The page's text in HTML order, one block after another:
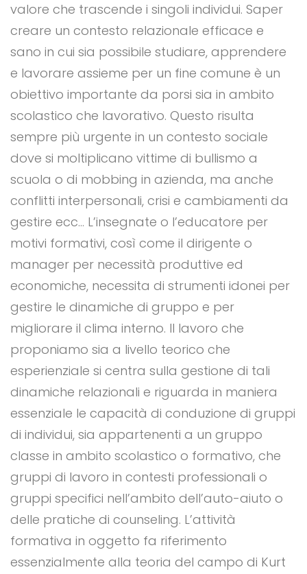
valore che trascende i singoli individui. Saper
creare un contesto relazionale efficace e
sano in cui sia possibile studiare, apprendere
e lavorare assieme per un fine comune è un
obiettivo importante da porsi sia in ambito
scolastico che lavorativo. Questo risulta
sempre più urgente in un contesto sociale
dove si moltiplicano vittime di bullismo a
scuola o di mobbing in azienda, ma anche
conflitti interpersonali, crisi e cambiamenti da
gestire ecc… L’insegnate o l’educatore per
motivi formativi, così come il dirigente o
manager per necessità produttive ed
economiche, necessita di strumenti idonei per
gestire le dinamiche di gruppo e per
migliorare il clima interno. Il lavoro che
proponiamo sia a livello teorico che
esperienziale si centra sulla gestione di tali
dinamiche relazionali e riguarda in maniera
essenziale le capacità di conduzione di gruppi
di individui, sia appartenenti a un gruppo
classe in ambito scolastico o formativo, che
gruppi di lavoro in contesti professionali o
gruppi specifici nell’ambito dell’auto-aiuto o
delle pratiche di counseling. L’attività
formativa in oggetto fa riferimento
essenzialmente alla teoria del campo di Kurt